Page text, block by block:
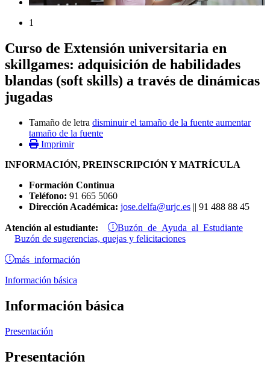
1
Curso de Extensión universitaria en
skillgames: adquisición de habilidades
blandas (soft skills) a través de dinámicas
jugadas
Tamaño de letra disminuir el tamaño de la fuente aumentar
tamaño de la fuente
Imprimir
INFORMACIÓN, PREINSCRIPCIÓN Y MATRÍCULA
Formación Continua
Teléfono: 91 665 5060
Dirección Académica: jose.delfa@urjc.es || 91 488 88 45
Atención al estudiante: Buzón de Ayuda al Estudiante
Buzón de sugerencias, quejas y felicitaciones
más información
Información básica
Información básica
Presentación
Presentación